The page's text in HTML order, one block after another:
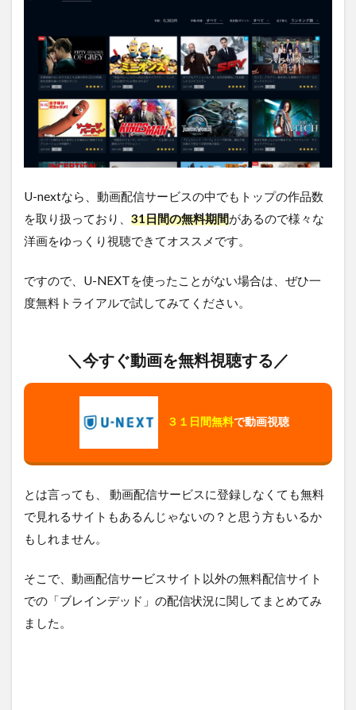
無
料
視
聴
す
方
法
ま
め
U-nextなら、動画配信サービスの中でもトップの作品数
を取り扱っており、 31日間の無料期間があるので様々な
洋画をゆっくり視聴できてオススメです。
ですので、U-NEXTを使ったことがない場合は、ぜひ一
度無料トライアルで試してみてください。
＼今すぐ動画を無料視聴する／
３１日間無料で動画視聴
とは言っても、 動画配信サービスに登録しなくても無料
で見れるサイトもあるんじゃないの？と思う方もいるか
もしれません。
そこで、動画配信サービスサイト以外の無料配信サイト
での「ブレインデッド」の配信状況に関してまとめてみ
ました。